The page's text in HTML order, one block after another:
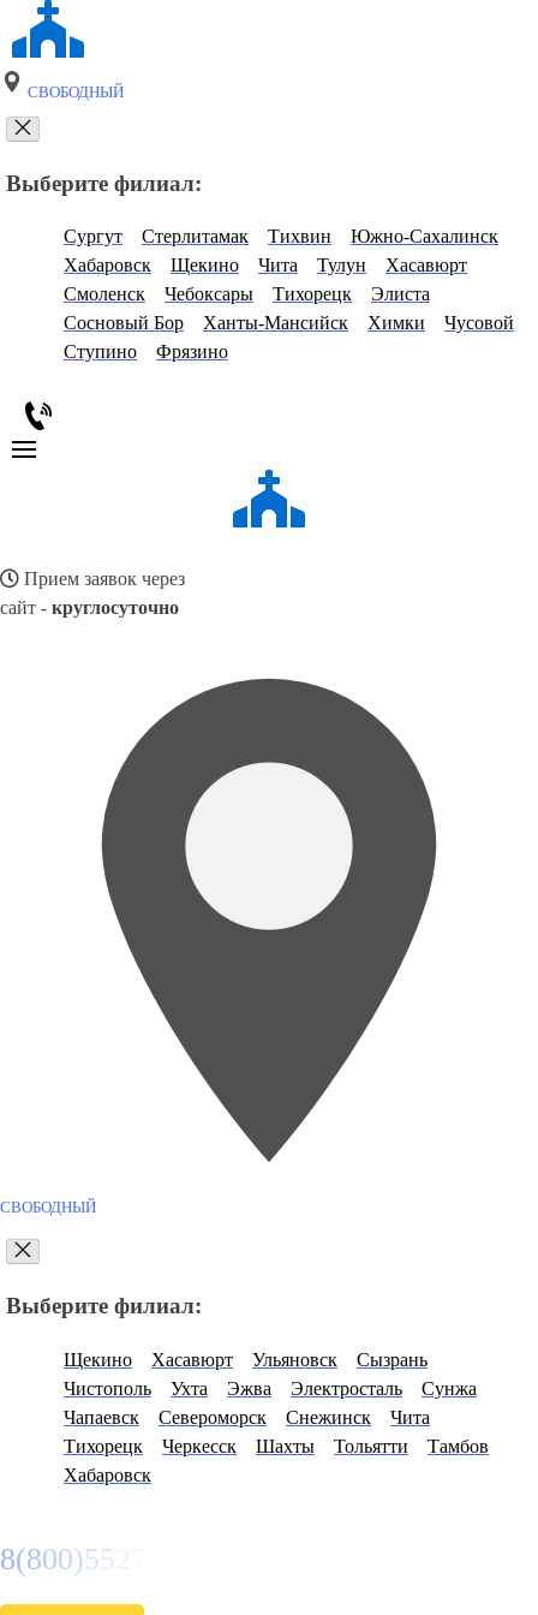
СВОБОДНЫЙ
Выберите филиал:
Сургут Стерлитамак Тихвин
Южно-Сахалинск
Хабаровск
Щекино Чита Тулун
Хасавюрт
Смоленск
Чебоксары Тихорецк
Элиста
Сосновый Бор
Ханты-Мансийск Химки
Чусовой
Ступино
Фрязино
Прием заявок через
сайт - круглосуточно
СВОБОДНЫЙ
Выберите филиал:
Щекино Хасавюрт Ульяновск
Сызрань
Чистополь
Ухта Эжва Электросталь
Сунжа
Чапаевск
Североморск Снежинск
Чита
Тихорецк
Черкесск Шахты Тольятти
Тамбов
Хабаровск
8(800)5527584